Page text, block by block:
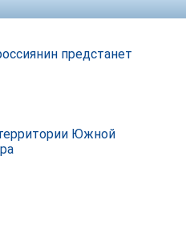
предстанет
Южной